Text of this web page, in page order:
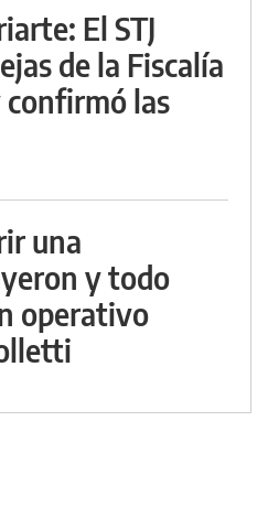
El STJ
de la Fiscalía
confirmó las
una
y todo
operativo